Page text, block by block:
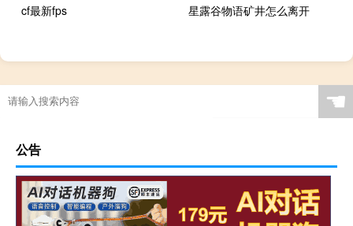
cf最新fps
星露谷物语矿井怎么离开
☚
公告